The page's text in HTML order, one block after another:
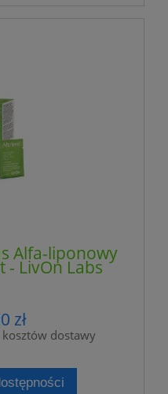
Alfa-liponowy
- LivOn Labs
zł
kosztów dostawy